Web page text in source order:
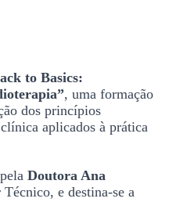
to Basics:
, uma formação
dos princípios
aplicados à prática
Doutora Ana
e destina-se a